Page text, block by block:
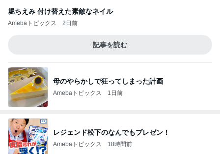
堀ちえみ 付け替えた素敵なネイル
Amebaトピックス 2日前
記事を読む
母のやらかしで狂ってしまった計画
Amebaトピックス 1日前
レジェンド松下のなんでもプレゼン！
Amebaトピックス 18時間前